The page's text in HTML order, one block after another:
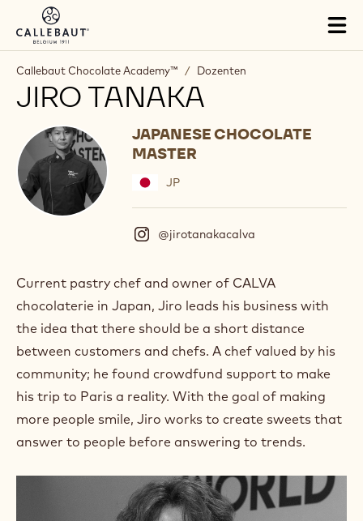
Skip to main content
Callebaut Chocolate Academy™ / Dozenten
JIRO TANAKA
JAPANESE CHOCOLATE
MASTER
JP
@jirotanakacalva
s
a
g
a
m
)
.
O
e
s
i
n
Current pastry chef and owner of CALVA
chocolaterie in Japan, Jiro leads his business with
the idea that there should be a short distance
between customers and chefs. A chef valued by his
community; he found crowdfund support to make
his trip to Paris a reality. With the goal of making
more people smile, Jiro works to create sweets that
answer to people before answering to trends.